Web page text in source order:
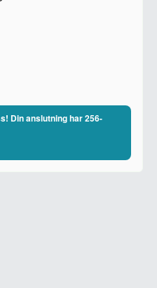
Din anslutning har 256-